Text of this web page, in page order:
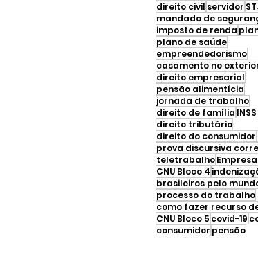
direito civil servidor
mandado de
imposto de renda
plano de saúde
empreendedorismo
casamento no
direito empresarial
pensão alimentícia
jornada de trabalho
direito de família INSS
direito tributário
direito do consumidor
prova discursiva
teletrabalho
CNU Bloco 4
brasileiros pelo
processo do trabalho
CNU Bloco 5 covid-19
consumidor pensão